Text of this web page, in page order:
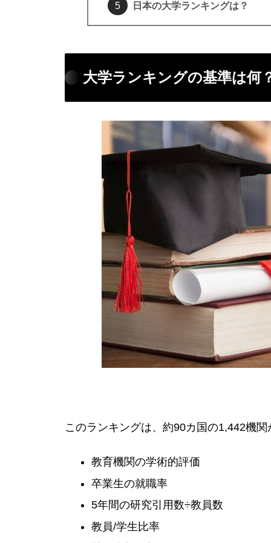
日本の大学ランキングは？
大学ランキングの基準は何
このランキングは、約90カ国の1,442機関
教育機関の学術的評価
卒業生の就職率
5年間の研究引用数÷教員数
教員/学生比率